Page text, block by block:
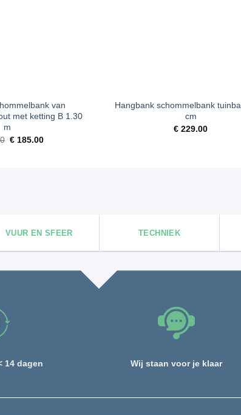
van
met ketting B 1.30
m
Oorspronkelijke
€185.00Huidige
Hangbank schommelbank
cm
€ 229.00
VUUR EN SFEER TECHNIEK
14 dagen Wij staan voor je klaar